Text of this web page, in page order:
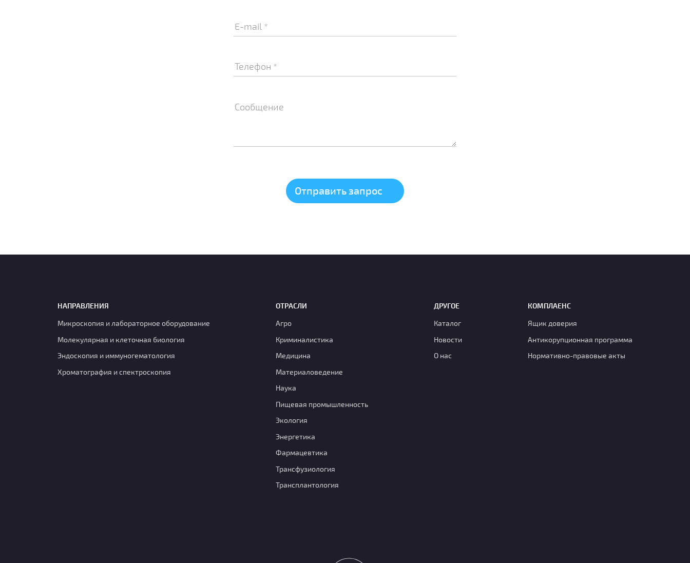
НАПРАВЛЕНИЯ
Микроскопия и лабораторное оборудование
Молекулярная и клеточная биология
Эндоскопия и иммуногематология
Хроматография и спектроскопия
ОТРАСЛИ
Агро
Криминалистика
Медицина
Материаловедение
Наука
Пищевая промышленность
Экология
Энергетика
Фармацевтика
Транcфузиология
Трансплантология
ДРУГОЕ
Каталог
Новости
О нас
КОМПЛАЕНС
Ящик доверия
Антикорупционная программа
Нормативно-правовые акты